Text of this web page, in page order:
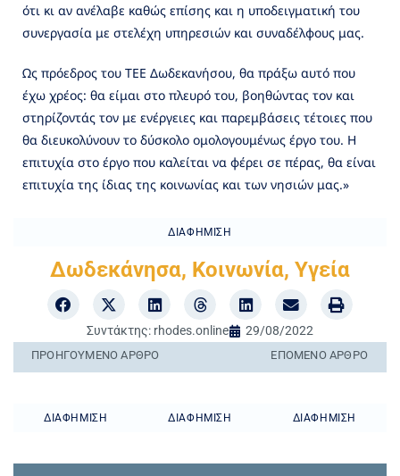
ότι κι αν ανέλαβε καθώς επίσης και η υποδειγματική του
συνεργασία με στελέχη υπηρεσιών και συναδέλφους μας.
Ως πρόεδρος του ΤΕΕ Δωδεκανήσου, θα πράξω αυτό που
έχω χρέος: θα είμαι στο πλευρό του, βοηθώντας τον και
στηρίζοντάς τον με ενέργειες και παρεμβάσεις τέτοιες που
θα διευκολύνουν το δύσκολο ομολογουμένως έργο του. Η
επιτυχία στο έργο που καλείται να φέρει σε πέρας, θα είναι
επιτυχία της ίδιας της κοινωνίας και των νησιών μας.»
ΔΙΑΦΉΜΙΣΗ
Δωδεκάνησα, Κοινωνία, Υγεία
Συντάκτης: rhodes.online 29/08/2022
ΠΡΟΗΓΟΎΜΕΝO ΆΡΘΡΟ ΕΠΌΜΕΝΟ ΆΡΘΡΟ
ΔΙΑΦΉΜΙΣΗ ΔΙΑΦΉΜΙΣΗ ΔΙΑΦΉΜΙΣΗ